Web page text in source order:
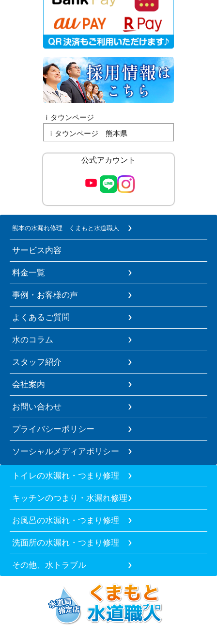
ｉタウンページ
ｉタウンページ 熊本県
公式アカウント
熊本の水漏れ修理 くまもと水道職人
サービス内容
料金一覧
事例・お客様の声
よくあるご質問
水のコラム
スタッフ紹介
会社案内
お問い合わせ
プライバシーポリシー
ソーシャルメディアポリシー
トイレの水漏れ・つまり修理
キッチンのつまり・水漏れ修理
お風呂の水漏れ・つまり修理
洗面所の水漏れ・つまり修理
その他、水トラブル